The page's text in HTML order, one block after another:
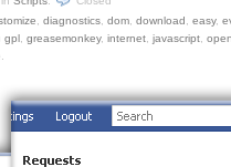
diagnostics dom download easy,
gpl greasemonkey, internet javascript